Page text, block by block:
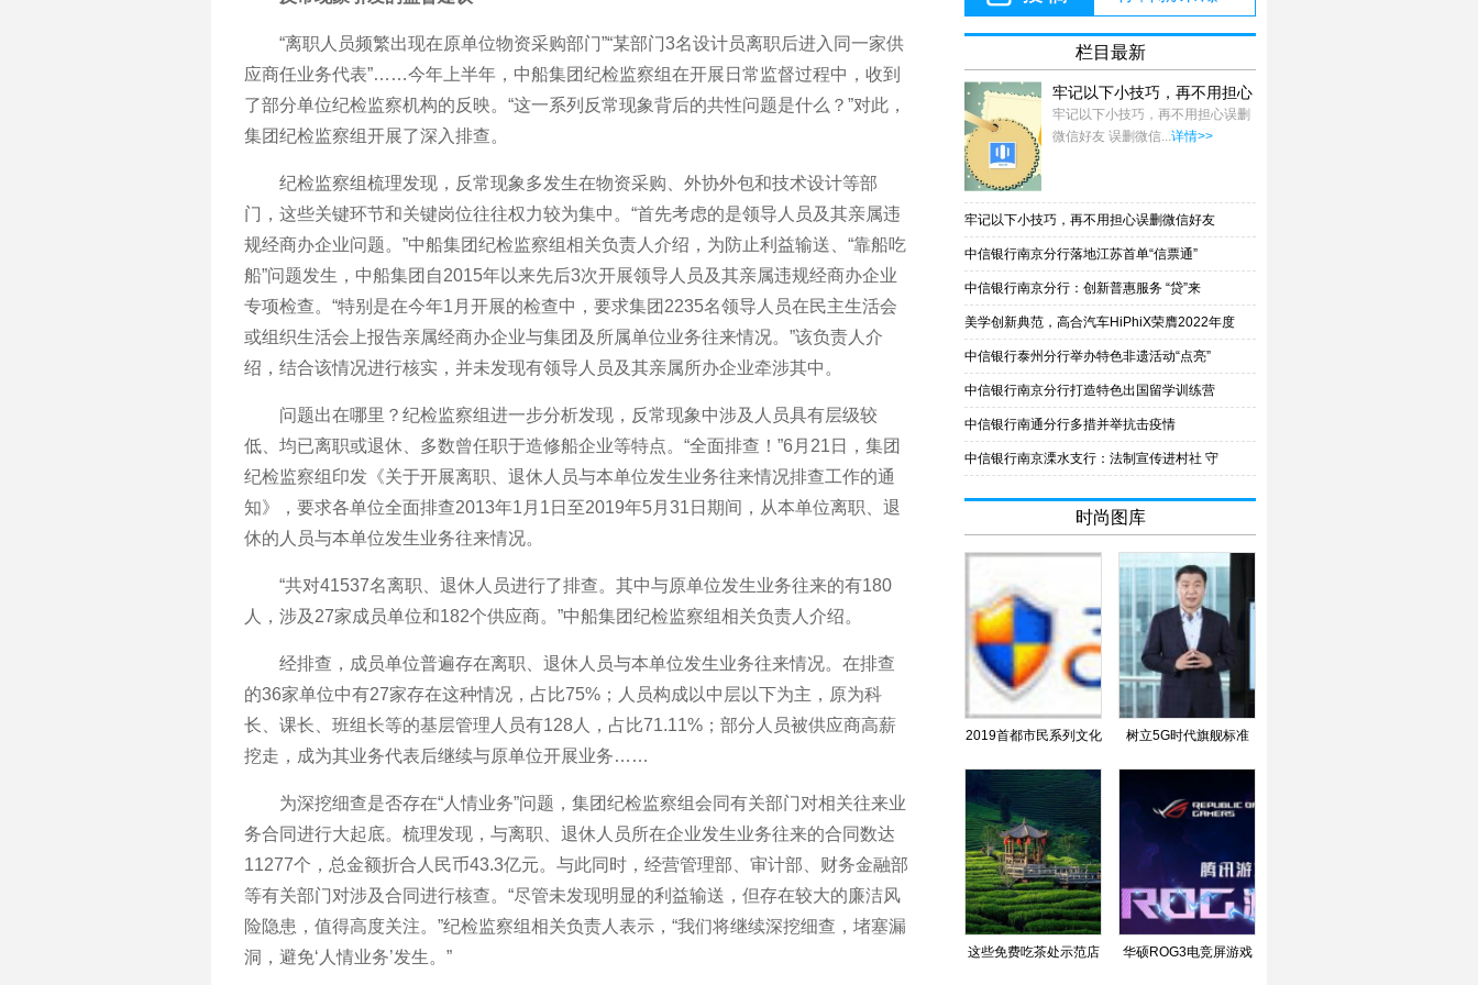
“离职人员频繁出现在原单位物资采购部门”“某部门3名设计员离职后进入同一家供
应商任业务代表”……今年上半年，中船集团纪检监察组在开展日常监督过程中，收到
了部分单位纪检监察机构的反映。“这一系列反常现象背后的共性问题是什么？”对此，
集团纪检监察组开展了深入排查。
纪检监察组梳理发现，反常现象多发生在物资采购、外协外包和技术设计等部
门，这些关键环节和关键岗位往往权力较为集中。“首先考虑的是领导人员及其亲属违
规经商办企业问题。”中船集团纪检监察组相关负责人介绍，为防止利益输送、“靠船吃
船”问题发生，中船集团自2015年以来先后3次开展领导人员及其亲属违规经商办企业
专项检查。“特别是在今年1月开展的检查中，要求集团2235名领导人员在民主生活会
或组织生活会上报告亲属经商办企业与集团及所属单位业务往来情况。”该负责人介
绍，结合该情况进行核实，并未发现有领导人员及其亲属所办企业牵涉其中。
问题出在哪里？纪检监察组进一步分析发现，反常现象中涉及人员具有层级较
低、均已离职或退休、多数曾任职于造修船企业等特点。“全面排查！”6月21日，集团
纪检监察组印发《关于开展离职、退休人员与本单位发生业务往来情况排查工作的通
知》，要求各单位全面排查2013年1月1日至2019年5月31日期间，从本单位离职、退
休的人员与本单位发生业务往来情况。
“共对41537名离职、退休人员进行了排查。其中与原单位发生业务往来的有180
人，涉及27家成员单位和182个供应商。”中船集团纪检监察组相关负责人介绍。
经排查，成员单位普遍存在离职、退休人员与本单位发生业务往来情况。在排查
的36家单位中有27家存在这种情况，占比75%；人员构成以中层以下为主，原为科
长、课长、班组长等的基层管理人员有128人，占比71.11%；部分人员被供应商高薪
挖走，成为其业务代表后继续与原单位开展业务……
为深挖细查是否存在“人情业务”问题，集团纪检监察组会同有关部门对相关往来业
务合同进行大起底。梳理发现，与离职、退休人员所在企业发生业务往来的合同数达
11277个，总金额折合人民币43.3亿元。与此同时，经营管理部、审计部、财务金融部
等有关部门对涉及合同进行核查。“尽管未发现明显的利益输送，但存在较大的廉洁风
险隐患，值得高度关注。”纪检监察组相关负责人表示，“我们将继续深挖细查，堵塞漏
洞，避免‘人情业务’发生。”
栏目最新
牢记以下小技巧，再不用担心
误删微信好友
牢记以下小技巧，再不用担心误删
微信好友 误删微信...详情>>
牢记以下小技巧，再不用担心误删微信好友
中信银行南京分行落地江苏首单“信票通”
中信银行南京分行：创新普惠服务 “贷”来
美学创新典范，高合汽车HiPhiX荣膺2022年度
中信银行泰州分行举办特色非遗活动“点亮”
中信银行南京分行打造特色出国留学训练营
中信银行南通分行多措并举抗击疫情
中信银行南京溧水支行：法制宣传进村社 守
时尚图库
2019首都市民系列文化
活动“歌唱北京”第六
树立5G时代旗舰标准
三星Galaxy S20系列正
这些免费吃茶处示范店 华硕ROG3电竞屏游戏